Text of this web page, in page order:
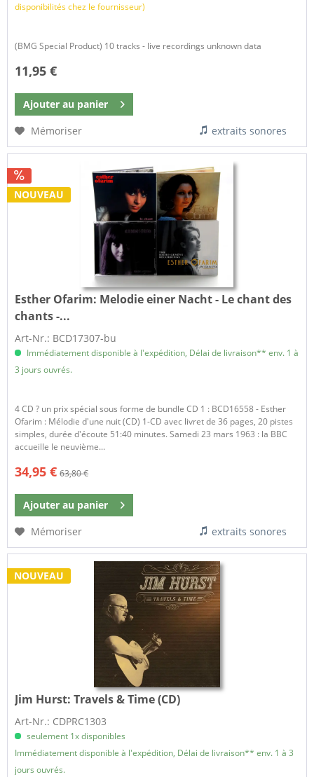
disponibilités chez le fournisseur)
(BMG Special Product) 10 tracks - live recordings unknown data
11,95 €
Ajouter au panier
Mémoriser
extraits sonores
NOUVEAU
Esther Ofarim: Melodie einer Nacht - Le chant des
chants -...
Art-Nr.: BCD17307-bu
Immédiatement disponible à l'expédition, Délai de livraison** env. 1 à
3 jours ouvrés.
4 CD ? un prix spécial sous forme de bundle CD 1 : BCD16558 - Esther
Ofarim : Mélodie d'une nuit (CD) 1-CD avec livret de 36 pages, 20 pistes
simples, durée d'écoute 51:40 minutes. Samedi 23 mars 1963 : la BBC
accueille le neuvième...
34,95 € 63,80 €
Ajouter au panier
Mémoriser
extraits sonores
NOUVEAU
Jim Hurst:Travels & Time (CD)
Art-Nr.: CDPRC1303
seulement 1x disponibles
Immédiatement disponible à l'expédition, Délai de livraison** env. 1 à 3
jours ouvrés.